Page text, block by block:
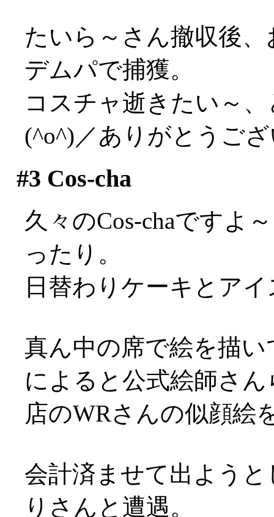
たいら～さん撤収後
デムパで捕獲。
コスチャ逝きたい～
(^o^)／ありがとうご
#3 Cos-cha
久々のCos-chaですよ
ったり。
日替わりケーキとア
真ん中の席で絵を描
によると公式絵師さ
店のWRさんの似顔絵
会計済ませて出よう
りさんと遭遇。